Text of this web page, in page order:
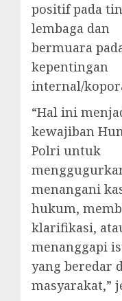
positif pada
lembaga dan
bermuara
kepentingan
internal/
“Hal ini
kewajiban
Polri untuk
menangani
hukum,
klarifikasi,
menanggapi
yang beredar
masyarakat,”